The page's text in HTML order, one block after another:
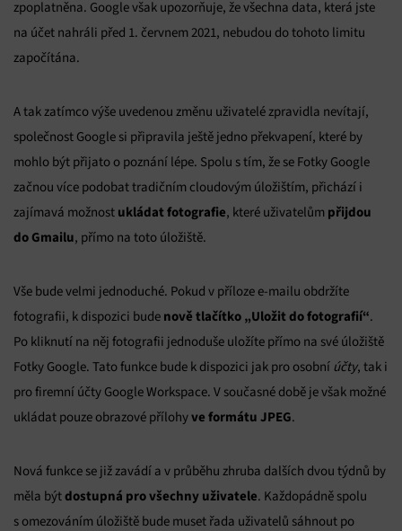
zpoplatněna. Google však upozorňuje, že všechna data, která jste
na účet nahráli před 1. červnem 2021, nebudou do tohoto limitu
započítána.
A tak zatímco výše uvedenou změnu uživatelé zpravidla nevítají,
společnost Google si připravila ještě jedno překvapení, které by
mohlo být přijato o poznání lépe. Spolu s tím, že se Fotky Google
začnou více podobat tradičním cloudovým úložištím, přichází i
zajímavá možnost ukládat fotografie, které uživatelům přijdou
do Gmailu, přímo na toto úložiště.
Vše bude velmi jednoduché. Pokud v příloze e-mailu obdržíte
fotografii, k dispozici bude nově tlačítko „Uložit do fotografií“.
Po kliknutí na něj fotografii jednoduše uložíte přímo na své úložiště
Fotky Google. Tato funkce bude k dispozici jak pro osobní účty, tak i
pro firemní účty Google Workspace. V současné době je však možné
ukládat pouze obrazové přílohyve formátu JPEG.
Nová funkce se již zavádí a v průběhu zhruba dalších dvou týdnů by
měla býtdostupná pro všechny uživatele. Každopádně spolu
s omezováním úložiště bude muset řada uživatelů sáhnout po